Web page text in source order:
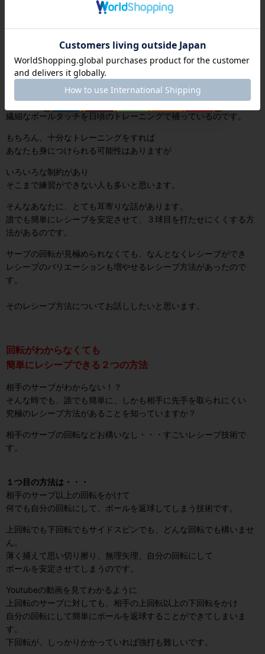
また、ちょっとスポンジに食い込んだだけで
卓球の初級者・中級者にとって
難しいボールタッチと十分な体勢で打球するための
フットワークが求められるラバーは諸刃の剣でもあるのです。
上級者達は、これら高性能なラバーを使いこなすために
いつでも十分な体勢で打球できる、素早いフットワーク
繊細なボールタッチを日頃のトレーニングで補っているのです。
もちろん、十分なトレーニングをすれば
あなたも身につけられる可能性はありますが
いろいろな制約があり
そこまで練習ができない人も多いと思います。
そんなあなたに、とても耳寄りな話があります。
誰でも簡単にレシーブを安定させて、３球目を打たせにくくする方
法があるのです。
サーブの回転が見極められなくても、なんとなくレシーブができ
レシーブのバリエーションも増やせるレシーブ方法があったので
す。
そのレシーブ方法についてお話ししたいと思います。
回転がわからなくても
簡単にレシーブできる２つの方法
相手のサーブがわからない！？
そんな時でも、誰でも簡単に、しかも相手に先手を取られにくい
究極のレシーブ方法があることを知っていますか？
相手のサーブの回転などお構いなし・・・すごいレシーブ技術で
す。
１つ目の方法は・・・
相手のサーブ以上の回転をかけて
何でも自分の回転にして、ボールを返球してしまう技術です。
上回転でも下回転でもサイドスピンでも、どんな回転でも構いませ
ん。
薄く捕えて思い切り擦り、無理矢理、自分の回転にして
ボールを安定させてしまうのです。
Youtubeの動画を見てわかるように
上回転のサーブに対しても、相手の上回転以上の下回転をかけ
自分の回転にして簡単にボールを返球することができてしまいま
す。
下回転が、しっかりかかっていれば強打も難しいです。